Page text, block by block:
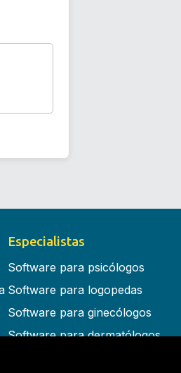
Especialistas
Software para psicólogos
Software para logopedas
Software para ginecólogos
Software para dermatólogos